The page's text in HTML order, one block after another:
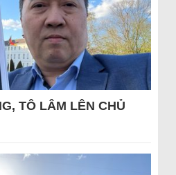
TÔ LÂM LÊN CHỦ